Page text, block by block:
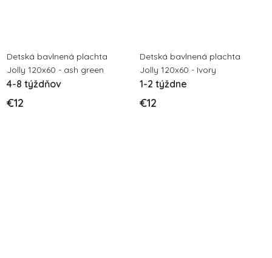
Detská bavlnená plachta
Jolly 120x60 - ash green
4-8 týždňov
€12
Detská bavlnená plachta
Jolly 120x60 - Ivory
1-2 týždne
€12